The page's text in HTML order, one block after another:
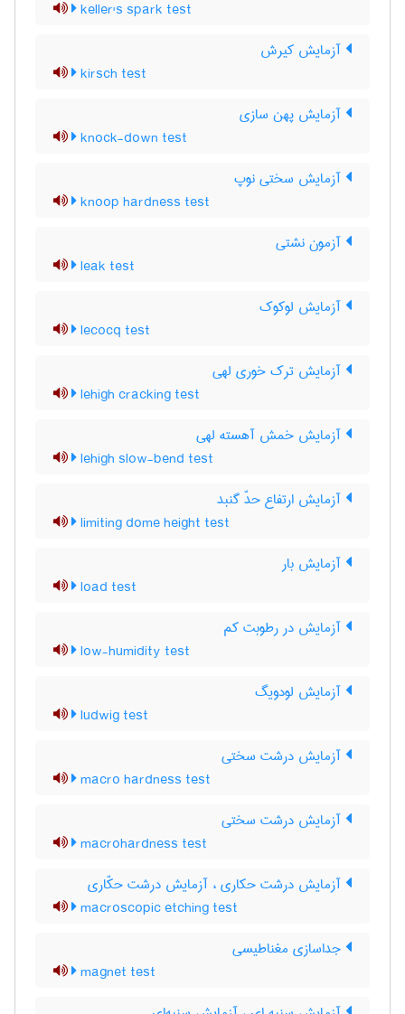
keller's spark test
آزمایش کیرش
kirsch test
آزمایش پهن سازی
knock-down test
آزمایش سختی نوپ
knoop hardness test
آزمون نشتی
leak test
آزمایش لوکوک
lecocq test
آزمایش ترک خوری لهی
lehigh cracking test
آزمایش خمش آهسته لهی
lehigh slow-bend test
آزمایش ارتفاع حدّ گنبد
limiting dome height test
آزمایش بار
load test
آزمایش در رطوبت کم
low-humidity test
آزمایش لودویگ
ludwig test
آزمایش درشت سختی
macro hardness test
آزمایش درشت سختی
macrohardness test
آزمایش درشت حکاری ، آزمایش درشت حکّاری
macroscopic etching test
جداسازی مغناطیسی
magnet test